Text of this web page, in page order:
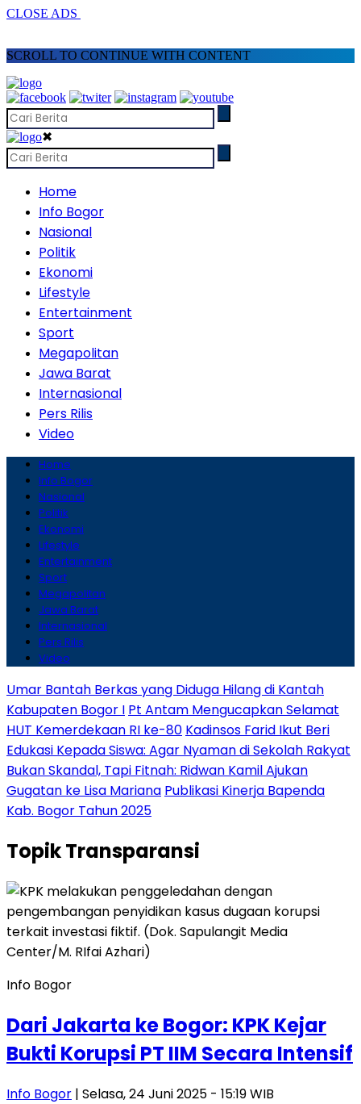
CLOSE ADS
SCROLL TO CONTINUE WITH CONTENT
✖
Home
Info Bogor
Nasional
Politik
Ekonomi
Lifestyle
Entertainment
Sport
Megapolitan
Jawa Barat
Internasional
Pers Rilis
Video
Home
Info Bogor
Nasional
Politik
Ekonomi
Lifestyle
Entertainment
Sport
Megapolitan
Jawa Barat
Internasional
Pers Rilis
Video
Umar Bantah Berkas yang Diduga Hilang di Kantah
Kabupaten Bogor I Pt Antam Mengucapkan Selamat
HUT Kemerdekaan RI ke-80 Kadinsos Farid Ikut Beri
Edukasi Kepada Siswa: Agar Nyaman di Sekolah Rakyat
Bukan Skandal, Tapi Fitnah: Ridwan Kamil Ajukan
Gugatan ke Lisa Mariana Publikasi Kinerja Bapenda
Kab. Bogor Tahun 2025
TopikTransparansi
Info Bogor
Dari Jakarta ke Bogor: KPK Kejar
Bukti Korupsi PT IIM Secara Intensif
Info Bogor | Selasa, 24 Juni 2025 - 15:19 WIB